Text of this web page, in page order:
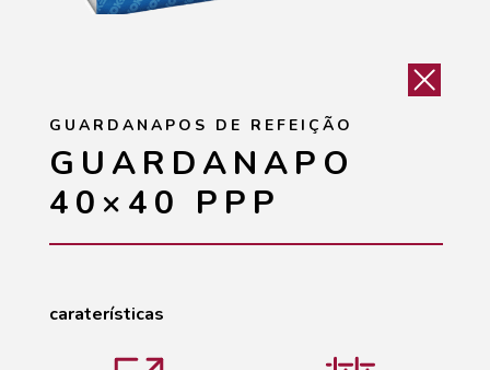
GUARDANAPOS DE REFEIÇÃO
GUARDANAPO
40×40 PPP
caraterísticas